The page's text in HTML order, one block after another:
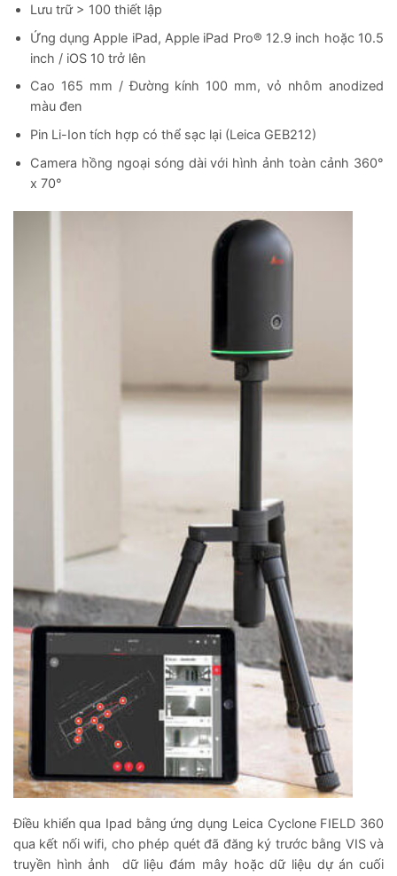
Lưu trữ > 100 thiết lập
Ứng dụng Apple iPad, Apple iPad Pro® 12.9 inch hoặc 10.5
inch / iOS 10 trở lên
Cao 165 mm / Đường kính 100 mm, vỏ nhôm anodized
màu đen
Pin Li-Ion tích hợp có thể sạc lại (Leica GEB212)
Camera hồng ngoại sóng dài với hình ảnh toàn cảnh 360°
x 70°
Điều khiển qua Ipad bằng ứng dụng Leica Cyclone FIELD 360
qua kết nối wifi, cho phép quét đã đăng ký trước bằng VIS và
truyền hình ảnh dữ liệu đám mây hoặc dữ liệu dự án cuối